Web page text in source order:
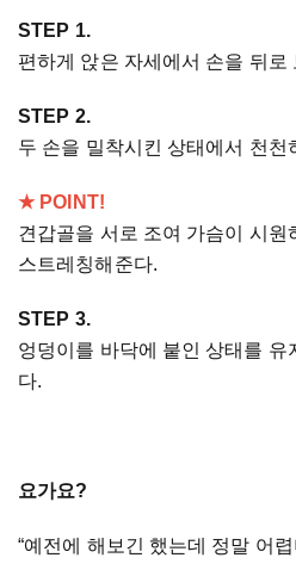
STEP 1.
편하게 앉은 자세에서 손을 뒤로
STEP 2.
두 손을 밀착시킨 상태에서 천천
★ POINT!
견갑골을 서로 조여 가슴이 시원
스트레칭해준다.
STEP 3.
엉덩이를 바닥에 붙인 상태를
다.
요가요?
“예전에 해보긴 했는데 정말 어